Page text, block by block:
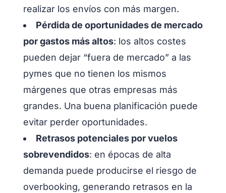
realizar los envíos con más margen.
Pérdida de oportunidades de mercado
por gastos más altos: los altos costes
pueden dejar “fuera de mercado” a las
pymes que no tienen los mismos
márgenes que otras empresas más
grandes. Una buena planificación puede
evitar perder oportunidades.
Retrasos potenciales por vuelos
sobrevendidos: en épocas de alta
demanda puede producirse el riesgo de
overbooking, generando retrasos en la